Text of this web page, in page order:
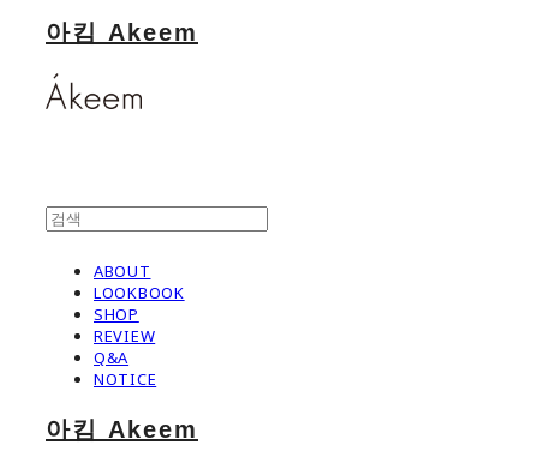
아킴 Akeem
ABOUT
LOOKBOOK
SHOP
REVIEW
Q&A
NOTICE
아킴 Akeem